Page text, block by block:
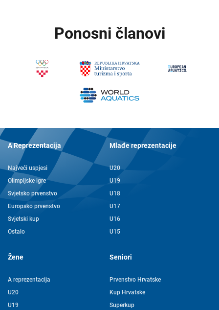
Ponosni članovi
A Reprezentacija
Najveći uspjesi
Olimpijske igre
Svjetsko prvenstvo
Europsko prvenstvo
Svjetski kup
Ostalo
Mlađe reprezentacije
U20
U19
U18
U17
U16
U15
Žene
A reprezentacija
U20
U19
Seniori
Prvenstvo Hrvatske
Kup Hrvatske
Superkup